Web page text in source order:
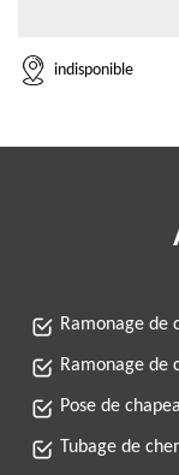
indisponible
Ramonage de
Ramonage de
Pose de
Tubage de